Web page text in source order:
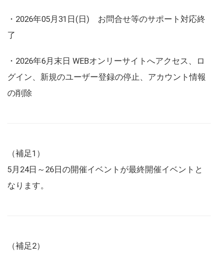
・2026年05月31日(日) お問合せ等のサポート対応終
了
・2026年6月末日 WEBオンリーサイトへアクセス、ロ
グイン、新規のユーザー登録の停止、アカウント情報
の削除
（補足1）
5月24日～26日の開催イベントが最終開催イベントと
なります。
（補足2）